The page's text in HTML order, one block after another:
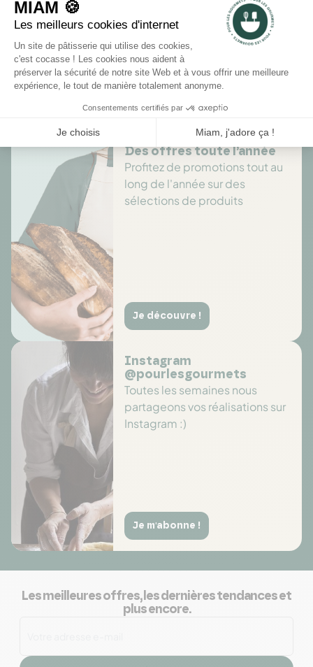
Il n'y a pas encore d'avis pour ce produit.
Des offres toute l’année
Profitez de promotions tout au
long de l'année sur des
sélections de produits
Je découvre !
Instagram
@pourlesgourmets
Toutes les semaines nous
partageons vos réalisations sur
Instagram :)
Je m'abonne !
Les meilleures offres, les dernières tendances et
plus encore.